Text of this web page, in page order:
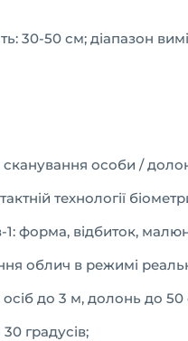
30-50 см; діапазон
особи /
технології
1: форма, відбиток,
облич в режимі
до 3 м, долонь до 50
градусів;